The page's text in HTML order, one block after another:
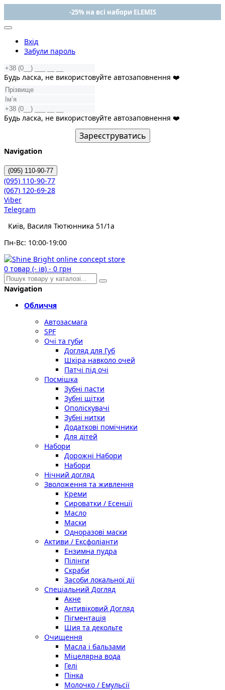
-25% на всі набори ELEMIS
Вхід
Забули пароль
Будь ласка, не використовуйте автозаповнення ❤️
Будь ласка, не використовуйте автозаповнення ❤️
Зареєструватись
Navigation
(095) 110-90-77
(095) 110-90-77
(067) 120-69-28
Viber
Telegram
Київ, Василя Тютюнника 51/1а
Пн-Вс: 10:00-19:00
0 товар (- ів) - 0 грн
Navigation
Обличчя
Автозасмага
SPF
Очі та губи
Догляд для Губ
Шкіра навколо очей
Патчі під очі
Посмішка
Зубні пасти
Зубні щітки
Ополіскувачі
Зубні нитки
Додаткові помічники
Для дітей
Набори
Дорожні Набори
Набори
Нічний догляд
Зволоження та живлення
Креми
Сироватки / Есенції
Масло
Маски
Одноразові маски
Активи / Ексфоліанти
Ензимна пудра
Пілінги
Скраби
Засоби локальної дії
Спеціальний Догляд
Акне
Антивіковий Догляд
Пігментація
Шия та декольте
Очищення
Масла і бальзами
Міцелярна вода
Гелі
Пінка
Молочко / Емульсії